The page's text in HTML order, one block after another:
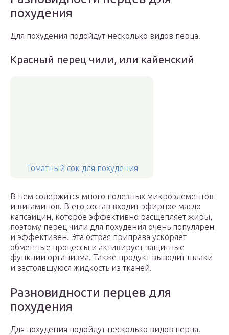
похудения
Для похудения подойдут несколько видов перца.
Красный перец чили, или кайенский
Томатный сок для похудения
В нем содержится много полезных микроэлементов
и витаминов. В его состав входит эфирное масло
капсаицин, которое эффективно расщепляет жиры,
поэтому перец чили для похудения очень популярен
и эффективен. Эта острая приправа ускоряет
обменные процессы и активирует защитные
функции организма. Также продукт выводит шлаки
и застоявшуюся жидкость из тканей.
Разновидности перцев для
похудения
Для похудения подойдут несколько видов перца.